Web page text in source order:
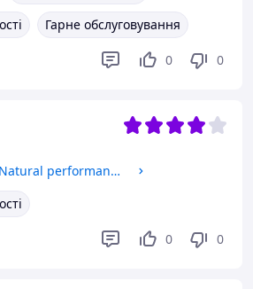
Гарне обслуговування
0 0
Краплі ARK DROPS Natural performance booster 30 мл
0 0